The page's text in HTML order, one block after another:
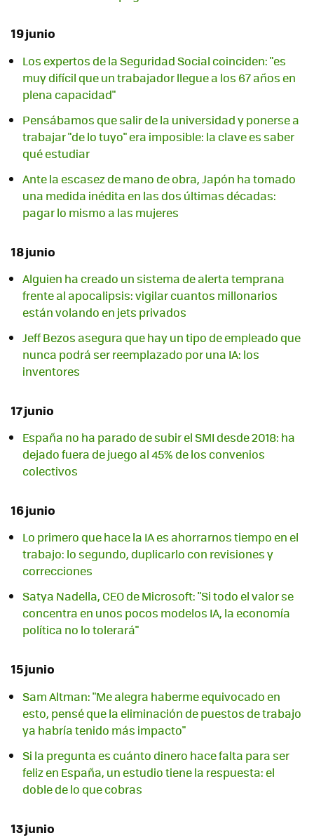
19 junio
Los expertos de la Seguridad Social coinciden: "es
muy difícil que un trabajador llegue a los 67 años en
plena capacidad"
Pensábamos que salir de la universidad y ponerse a
trabajar "de lo tuyo" era imposible: la clave es saber
qué estudiar
Ante la escasez de mano de obra, Japón ha tomado
una medida inédita en las dos últimas décadas:
pagar lo mismo a las mujeres
18 junio
Alguien ha creado un sistema de alerta temprana
frente al apocalipsis: vigilar cuantos millonarios
están volando en jets privados
Jeff Bezos asegura que hay un tipo de empleado que
nunca podrá ser reemplazado por una IA: los
inventores
17 junio
España no ha parado de subir el SMI desde 2018: ha
dejado fuera de juego al 45% de los convenios
colectivos
16 junio
Lo primero que hace la IA es ahorrarnos tiempo en el
trabajo: lo segundo, duplicarlo con revisiones y
correcciones
Satya Nadella, CEO de Microsoft: "Si todo el valor se
concentra en unos pocos modelos IA, la economía
política no lo tolerará"
15 junio
Sam Altman: "Me alegra haberme equivocado en
esto, pensé que la eliminación de puestos de trabajo
ya habría tenido más impacto"
Si la pregunta es cuánto dinero hace falta para ser
feliz en España, un estudio tiene la respuesta: el
doble de lo que cobras
13 junio